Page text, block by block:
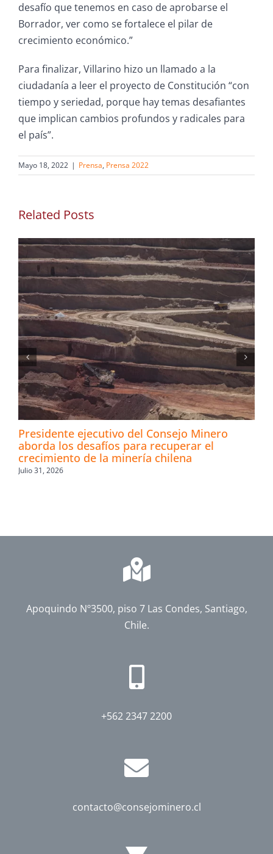
desafío que tenemos en caso de aprobarse el
Borrador, ver como se fortalece el pilar de
crecimiento económico.”
Para finalizar, Villarino hizo un llamado a la
ciudadanía a leer el proyecto de Constitución “con
tiempo y seriedad, porque hay temas desafiantes
que implican cambios profundos y radicales para
el país”.
Mayo 18, 2022 | Prensa, Prensa 2022
Related Posts
Presidente ejecutivo del Consejo Minero
aborda los desafíos para recuperar el
crecimiento de la minería chilena
Julio 31, 2026
Apoquindo Nº3500, piso 7 Las Condes, Santiago,
Chile.
+562 2347 2200
contacto@consejominero.cl